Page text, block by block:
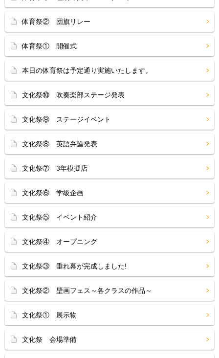
体育祭② 団旗リレー
体育祭① 開催式
本日の体育祭は予定通り実施いたします。
文化祭⑩ 吹奏楽部ステージ発表
文化祭⑨ ステージイベント
文化祭⑧ 英語弁論発表
文化祭⑦ 3年模擬店
文化祭⑥ 学級企画
文化祭⑤ イベント紹介
文化祭④ オープニング
文化祭③ 垂れ幕が完成しました!
文化祭② 壁画フェス～各クラスの作品～
文化祭① 展示物
文化祭 会場準備